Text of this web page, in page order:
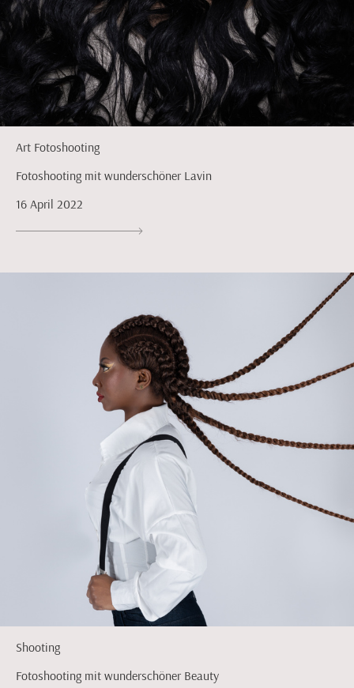
Art Fotoshooting
Fotoshooting mit wunderschöner Lavin
16 April 2022
Shooting
Fotoshooting mit wunderschöner Beauty